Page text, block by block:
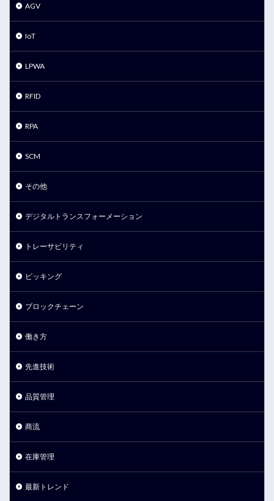
AGV
IoT
LPWA
RFID
RPA
SCM
その他
デジタルトランスフォーメーション
トレーサビリティ
ピッキング
ブロックチェーン
働き方
先進技術
品質管理
商流
在庫管理
最新トレンド